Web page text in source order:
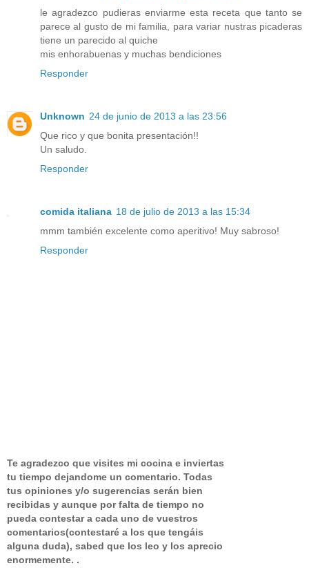
le agradezco pudieras enviarme esta receta que tanto se
parece al gusto de mi familia, para variar nustras picaderas
tiene un parecido al quiche
mis enhorabuenas y muchas bendiciones
Responder
Unknown 24 de junio de 2013 a las 23:56
Que rico y que bonita presentación!!
Un saludo.
Responder
comida italiana 18 de julio de 2013 a las 15:34
mmm también excelente como aperitivo! Muy sabroso!
Responder
Te agradezco que visites mi cocina e inviertas
tu tiempo dejandome un comentario. Todas
tus opiniones y/o sugerencias serán bien
recibidas y aunque por falta de tiempo no
pueda contestar a cada uno de vuestros
comentarios(contestaré a los que tengáis
alguna duda), sabed que los leo y los aprecio
enormemente. .